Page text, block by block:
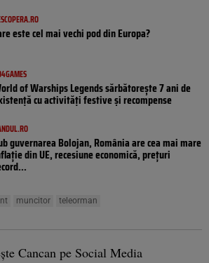
este cel mai vechi pod din Europa?
of Warships Legends sărbătorește 7 ani de
cu activități festive și recompense
guvernarea Bolojan, România are cea mai mare
din UE, recesiune economică, prețuri
muncitor teleorman
Cancan pe Social Media